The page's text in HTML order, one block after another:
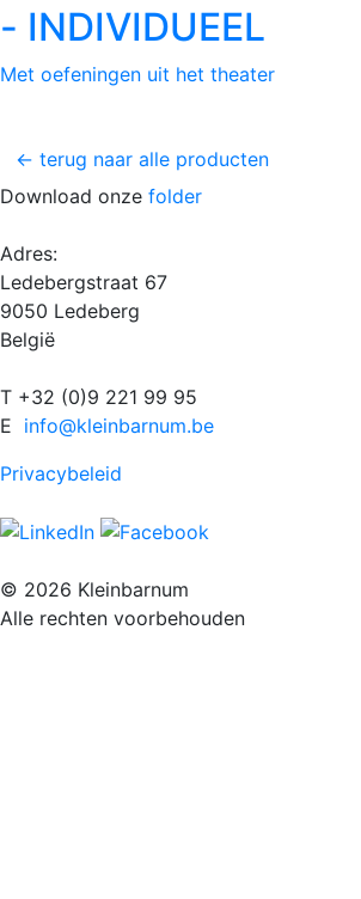
- INDIVIDUEEL
Met oefeningen uit het theater
← terug naar alle producten
Download onze folder
Adres:
Ledebergstraat 67
9050 Ledeberg
België
T +32 (0)9 221 99 95
E info@kleinbarnum.be
Privacybeleid
© 2026 Kleinbarnum
Alle rechten voorbehouden